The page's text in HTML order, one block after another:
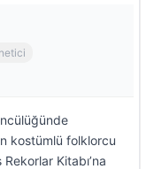
kostümlü folklorcu
Kitabı’na